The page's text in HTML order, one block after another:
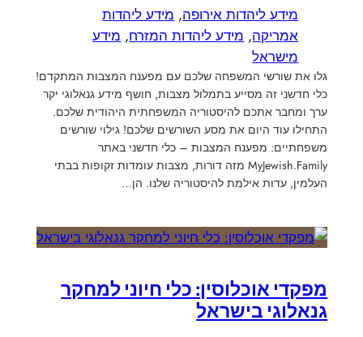
מידע ליהדות אירופה, מידע ליהדות
אמריקה, מידע ליהדות המזרח, מידע
מישראל
גלו את שורשי המשפחה שלכם עם מפענח המצבות המתקדם!
כלי חדשני זה מסייע בתמלול מצבות, חושף מידע גנאלוגי יקר
ערך ומחבר אתכם להיסטוריה המשפחתית היהודית שלכם.
התחילו עוד היום את מסע השורשים שלכם! גילוי שורשים
משפחתיים: מפענח המצבות – כלי חדשני באתר
MyJewish.Family מזה דורות, מצבות עומדות זקופות בבתי
העלמין, עדות אילמת להיסטוריה שלנו. הן…
מפקדי אוכלוסין: כלי חיוני למחקר
גנאלוגי בישראל